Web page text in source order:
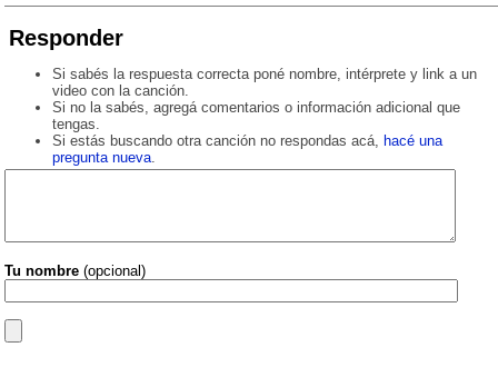
Responder
Si sabés la respuesta correcta poné nombre, intérprete y link a un
video con la canción.
Si no la sabés, agregá comentarios o información adicional que
tengas.
Si estás buscando otra canción no respondas acá, hacé una
pregunta nueva.
Tu nombre (opcional)